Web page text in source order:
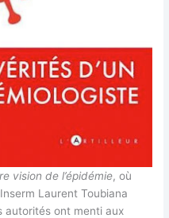
vision de l’épidémie, où
Laurent Toubiana
autorités ont menti aux